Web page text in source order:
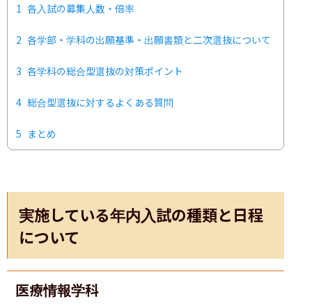
1 各入試の募集人数・倍率
2 各学部・学科の出願基準・出願書類と二次選抜について
3 各学科の総合型選抜の対策ポイント
4 総合型選抜に対するよくある質問
5 まとめ
実施している年内入試の種類と日程
について
医療情報学科